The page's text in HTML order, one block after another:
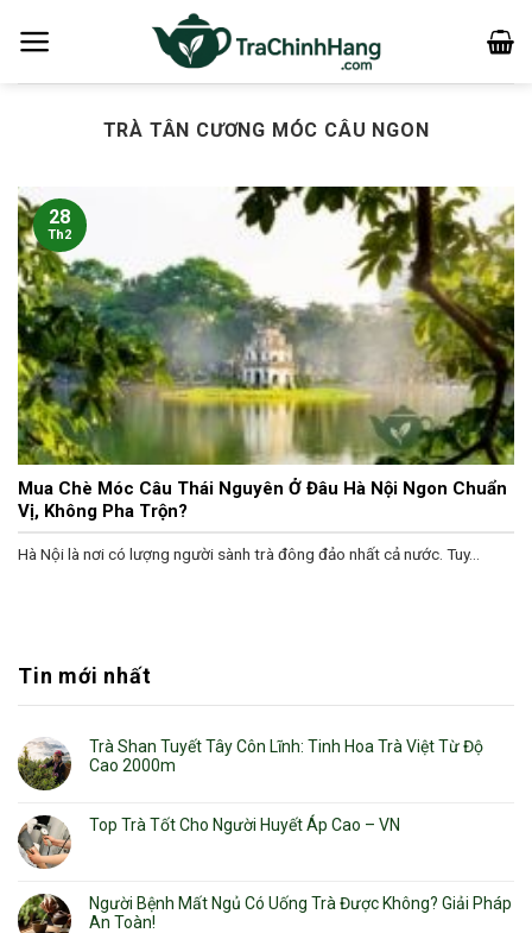
qua
TRÀ TÂN CƯƠNG MÓC CÂU NGON
Mua Chè Móc Câu Thái Nguyên Ở Đâu Hà Nội Ngon Chuẩn
Vị, Không Pha Trộn?
Hà Nội là nơi có lượng người sành trà đông đảo nhất cả nước. Tuy...
28
Th2
Tin mới nhất
Trà Shan Tuyết Tây Côn Lĩnh: Tinh Hoa Trà Việt Từ Độ
Cao 2000m
Top Trà Tốt Cho Người Huyết Áp Cao – VN
Người Bệnh Mất Ngủ Có Uống Trà Được Không? Giải Pháp
An Toàn!